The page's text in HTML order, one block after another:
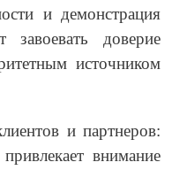
и демонстрация
завоевать доверие
источником
и партнеров:
внимание